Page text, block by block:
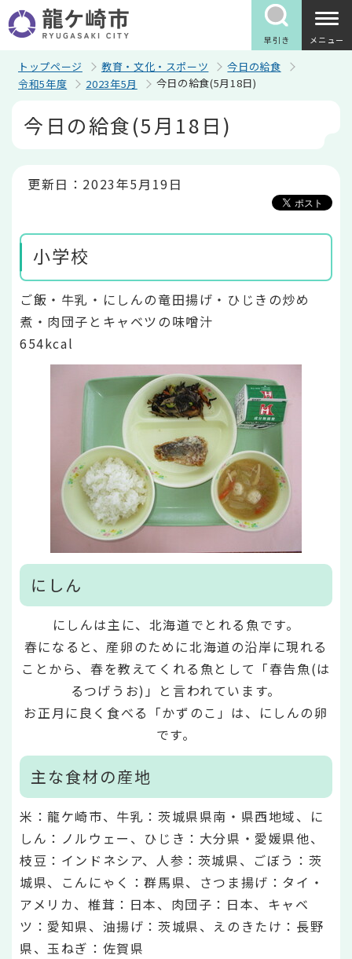
の
ペ
早引き メニュー
トップページ 教育・文化・スポーツ
今日の給食
令和5年度
2023年5月 今日の給食(5月18日)
今日の給食(5月18日)
更新日：2023年5月19日
小学校
ご飯・牛乳・にしんの竜田揚げ・ひじきの炒め
煮・肉団子とキャベツの味噌汁
654kcal
にしん
にしんは主に、北海道でとれる魚です。
春になると、産卵のために北海道の沿岸に現れる
ことから、春を教えてくれる魚として「春告魚(は
るつげうお)」と言われています。
お正月に良く食べる「かずのこ」は、にしんの卵
です。
主な食材の産地
米：龍ケ崎市、牛乳：茨城県県南・県西地域、に
しん：ノルウェー、ひじき：大分県・愛媛県他、
枝豆：インドネシア、人参：茨城県、ごぼう：茨
城県、こんにゃく：群馬県、さつま揚げ：タイ・
アメリカ、椎茸：日本、肉団子：日本、キャベ
ツ：愛知県、油揚げ：茨城県、えのきたけ：長野
県、玉ねぎ：佐賀県